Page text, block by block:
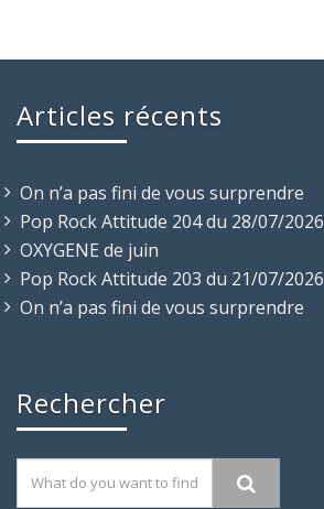
Articles récents
On n’a pas fini de vous surprendre
Pop Rock Attitude 204 du 28/07/2026
OXYGENE de juin
Pop Rock Attitude 203 du 21/07/2026
On n’a pas fini de vous surprendre
Rechercher